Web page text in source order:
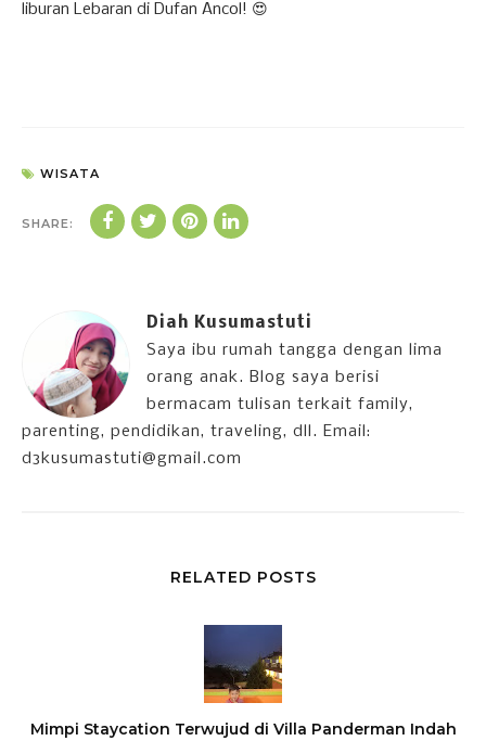
liburan Lebaran di Dufan Ancol! 😍
WISATA
SHARE:
Diah Kusumastuti
Saya ibu rumah tangga dengan lima
orang anak. Blog saya berisi
bermacam tulisan terkait family,
parenting, pendidikan, traveling, dll. Email:
d3kusumastuti@gmail.com
RELATED POSTS
Mimpi Staycation Terwujud di Villa Panderman Indah